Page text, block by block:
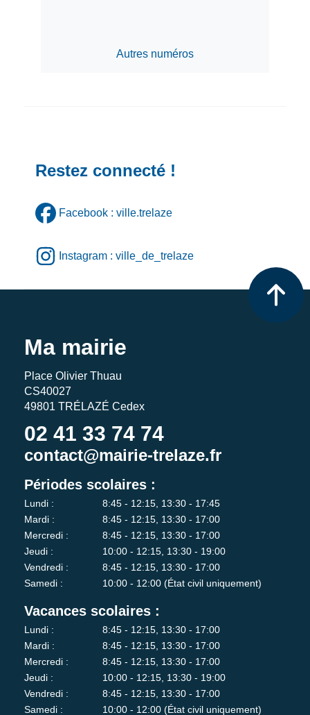
Autres numéros
Restez connecté !
Facebook : ville.trelaze
Instagram : ville_de_trelaze
Ma mairie
Place Olivier Thuau
CS40027
49801 TRÉLAZÉ Cedex
02 41 33 74 74
contact@mairie-trelaze.fr
Périodes scolaires :
Lundi :
8:45 - 12:15, 13:30 - 17:45
Mardi :
8:45 - 12:15, 13:30 - 17:00
Mercredi :
8:45 - 12:15, 13:30 - 17:00
Jeudi :
10:00 - 12:15, 13:30 - 19:00
Vendredi :
8:45 - 12:15, 13:30 - 17:00
Samedi :
10:00 - 12:00 (État civil uniquement)
Vacances scolaires :
Lundi :
8:45 - 12:15, 13:30 - 17:00
Mardi :
8:45 - 12:15, 13:30 - 17:00
Mercredi :
8:45 - 12:15, 13:30 - 17:00
Jeudi :
10:00 - 12:15, 13:30 - 19:00
Vendredi :
8:45 - 12:15, 13:30 - 17:00
Samedi :
10:00 - 12:00 (État civil uniquement)